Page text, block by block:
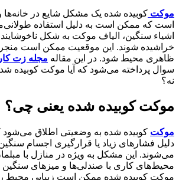
موکت کوبیده شده یک مشکل شایع در
است که ممکن است به دلیل استفاده
اشیاء سنگین، الیاف موکت به شکل
خراشیده شوند. این موقعیت ممکن است
ظاهری محیط شود. در این مقاله مجله زت
سوال پرداخته می‌شود که آیا موکت کوبیده
نه؟
موکت کوبیده شده یعنی چی؟
موکت کوبیده شده به وضعیتی اطلاق می‌شود
دلیل فشارهای زیاد یا قرارگیری اجسام
می‌شوند. این مشکل به ویژه در منازل با مبلمان
محیط‌های کاری با صندلی‌ها و میزهای سنگین
موکت کوبیده شده ممکن است زیبایی محیط